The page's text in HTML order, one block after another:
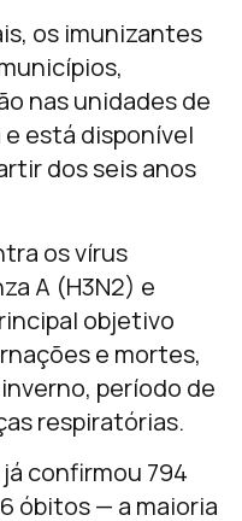
os imunizantes
nas unidades de
está disponível
dos seis anos
os vírus
A (H3N2) e
objetivo
e mortes,
período de
respiratórias.
confirmou 794
óbitos — a maioria